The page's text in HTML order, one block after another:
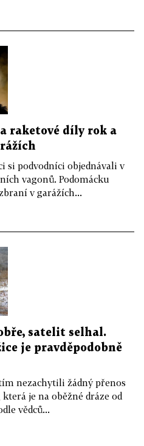
raketové díly rok a
si podvodníci objednávali v
vagonů. Podomácku
v garážích...
satelit selhal.
je pravděpodobně
nezachytili žádný přenos
je na oběžné dráze od
vědců...